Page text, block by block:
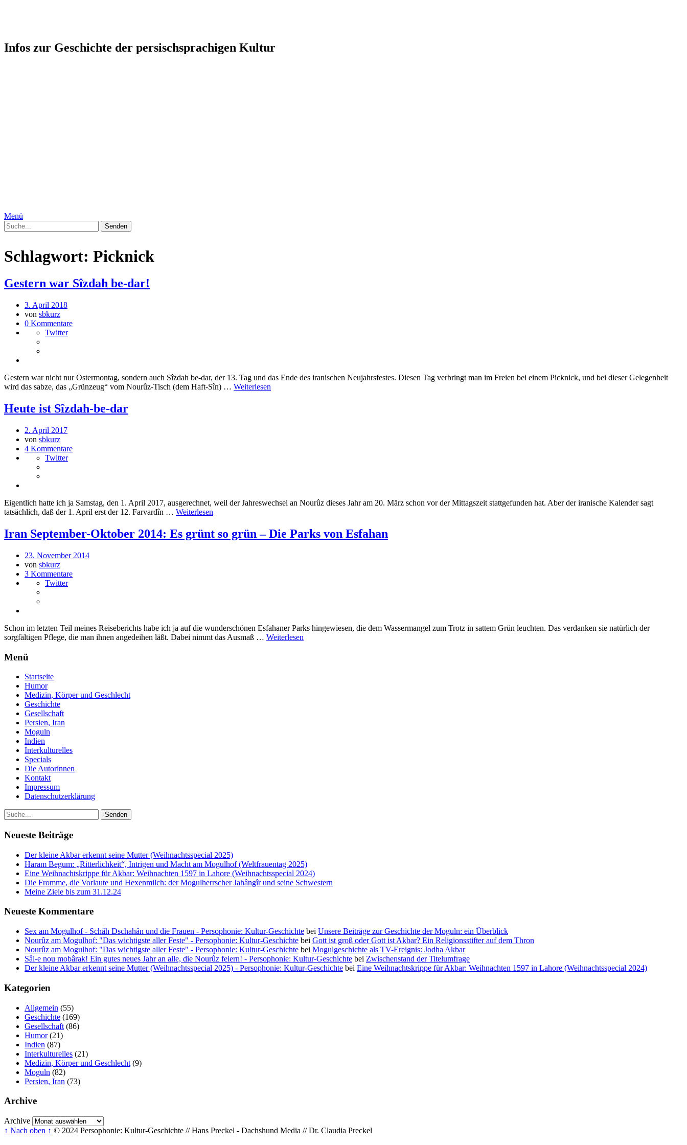
Infos zur Geschichte der persischsprachigen Kultur
Menü
Schlagwort: Picknick
Gestern war Sîzdah be-dar!
3. April 2018
von sbkurz
0 Kommentare
Twitter
Gestern war nicht nur Ostermontag, sondern auch Sîzdah be-dar, der 13. Tag und das Ende des iranischen Neujahrsfestes. Diesen Tag verbringt man im Freien bei einem Picknick, und bei dieser Gelegenheit
wird das sabze, das „Grünzeug“ vom Nourûz-Tisch (dem Haft-Sîn) … Weiterlesen
Heute ist Sîzdah-be-dar
2. April 2017
von sbkurz
4 Kommentare
Twitter
Eigentlich hatte ich ja Samstag, den 1. April 2017, ausgerechnet, weil der Jahreswechsel an Nourûz dieses Jahr am 20. März schon vor der Mittagszeit stattgefunden hat. Aber der iranische Kalender sagt
tatsächlich, daß der 1. April erst der 12. Farvardîn … Weiterlesen
Iran September-Oktober 2014: Es grünt so grün – Die Parks von Esfahan
23. November 2014
von sbkurz
3 Kommentare
Twitter
Schon im letzten Teil meines Reiseberichts habe ich ja auf die wunderschönen Esfahaner Parks hingewiesen, die dem Wassermangel zum Trotz in sattem Grün leuchten. Das verdanken sie natürlich der
sorgfältigen Pflege, die man ihnen angedeihen läßt. Dabei nimmt das Ausmaß … Weiterlesen
Menü
Startseite
Humor
Medizin, Körper und Geschlecht
Geschichte
Gesellschaft
Persien, Iran
Moguln
Indien
Interkulturelles
Specials
Die Autorinnen
Kontakt
Impressum
Datenschutzerklärung
Neueste Beiträge
Der kleine Akbar erkennt seine Mutter (Weihnachtsspecial 2025)
Haram Begum: „Ritterlichkeit“, Intrigen und Macht am Mogulhof (Weltfrauentag 2025)
Eine Weihnachtskrippe für Akbar: Weihnachten 1597 in Lahore (Weihnachtsspecial 2024)
Die Fromme, die Vorlaute und Hexenmilch: der Mogulherrscher Jahângîr und seine Schwestern
Meine Ziele bis zum 31.12.24
Neueste Kommentare
Sex am Mogulhof - Schâh Dschahân und die Frauen - Persophonie: Kultur-Geschichte bei Unsere Beiträge zur Geschichte der Moguln: ein Überblick
Nourûz am Mogulhof: "Das wichtigste aller Feste" - Persophonie: Kultur-Geschichte bei Gott ist groß oder Gott ist Akbar? Ein Religionsstifter auf dem Thron
Nourûz am Mogulhof: "Das wichtigste aller Feste" - Persophonie: Kultur-Geschichte bei Mogulgeschichte als TV-Ereignis: Jodha Akbar
Sâl-e nou mobârak! Ein gutes neues Jahr an alle, die Nourûz feiern! - Persophonie: Kultur-Geschichte bei Zwischenstand der Titelumfrage
Der kleine Akbar erkennt seine Mutter (Weihnachtsspecial 2025) - Persophonie: Kultur-Geschichte bei Eine Weihnachtskrippe für Akbar: Weihnachten 1597 in Lahore (Weihnachtsspecial 2024)
Kategorien
Allgemein (55)
Geschichte (169)
Gesellschaft (86)
Humor(21)
Indien (87)
Interkulturelles (21)
Medizin, Körper und Geschlecht (9)
Moguln (82)
Persien, Iran (73)
Archive
Archive
↑ Nach oben ↑ © 2024 Persophonie: Kultur-Geschichte // Hans Preckel - Dachshund Media // Dr. Claudia Preckel